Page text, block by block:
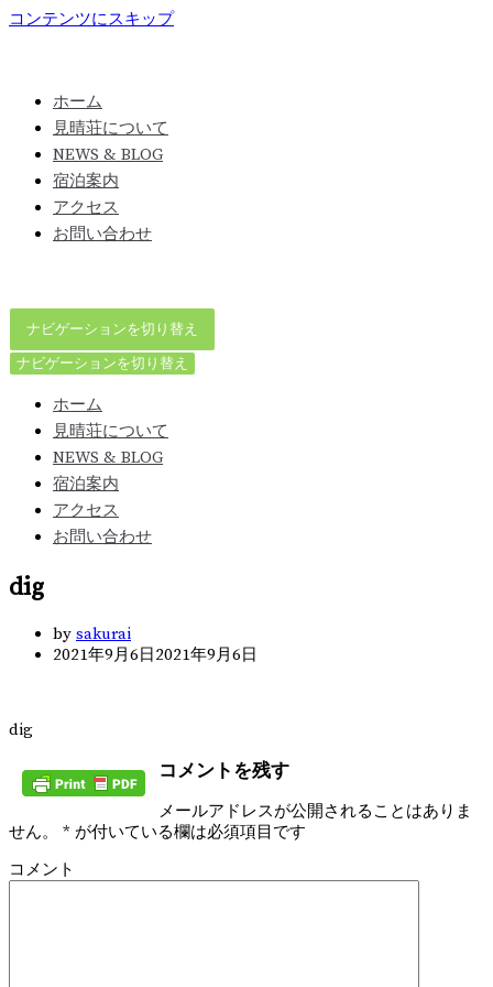
コンテンツにスキップ
ホーム
見晴荘について
NEWS & BLOG
宿泊案内
アクセス
お問い合わせ
ナビゲーションを切り替え
ナビゲーションを切り替え
ホーム
見晴荘について
NEWS & BLOG
宿泊案内
アクセス
お問い合わせ
dig
by sakurai
2021年9月6日 2021年9月6日
dig
コメントを残す
メールアドレスが公開されることはありま
せん。
* が付いている欄は必須項目です
コメント